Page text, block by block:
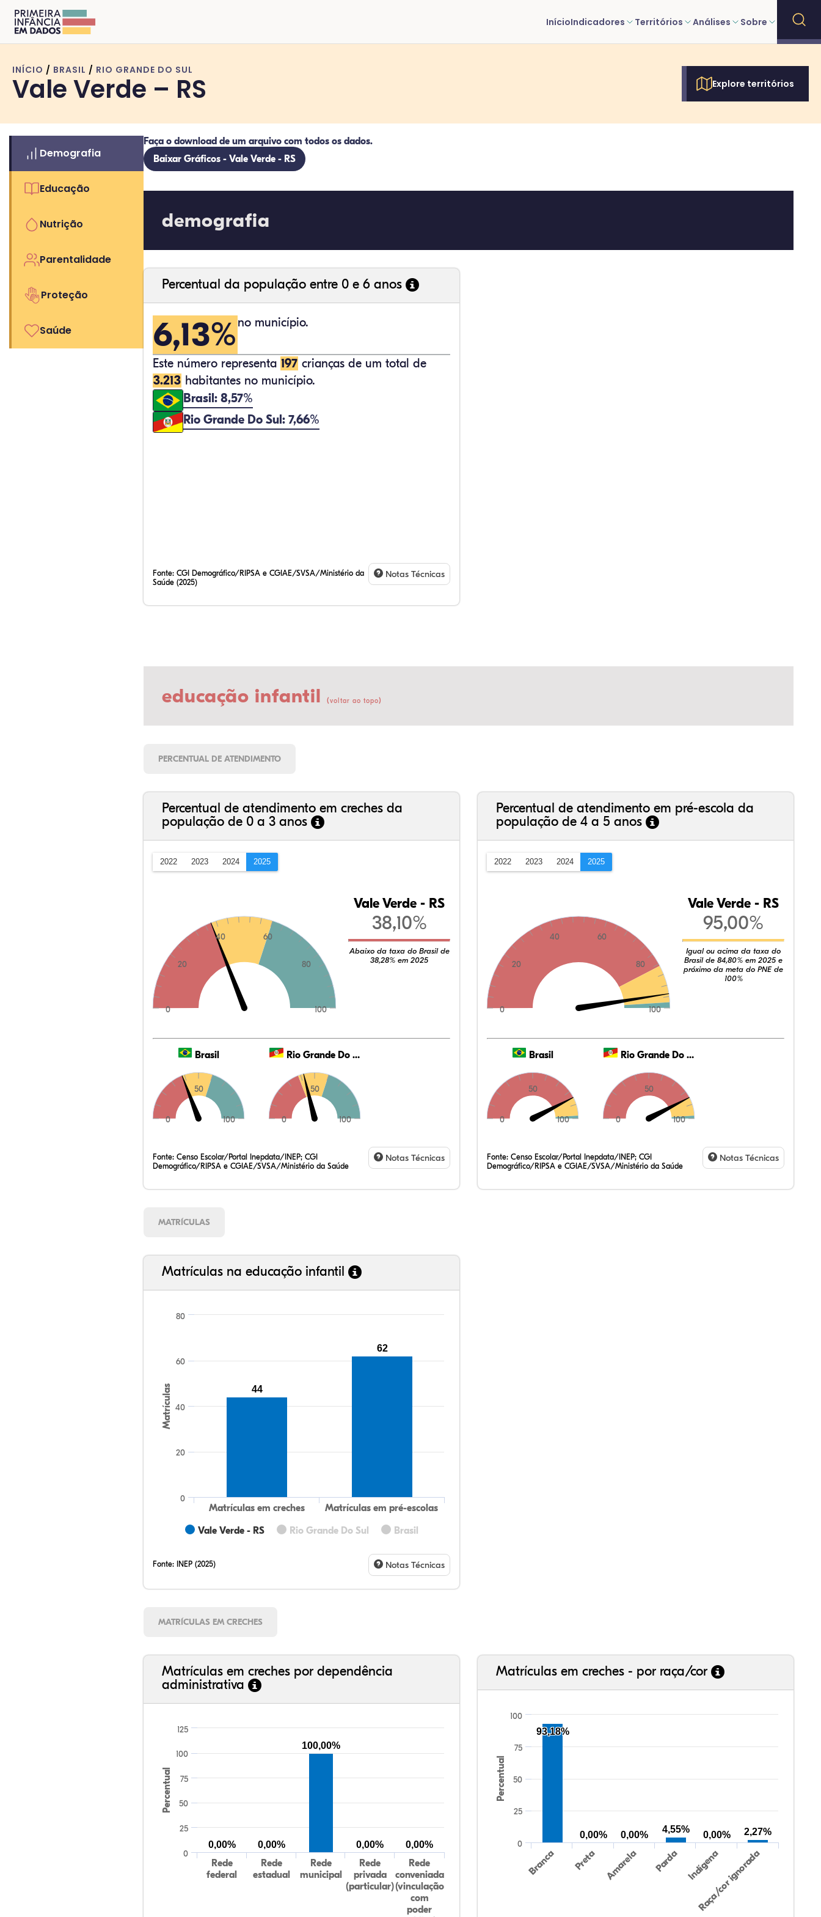
InícioIndicadores Territórios Análises Sobre
INÍCIO / BRASIL / RIO GRANDE DO SUL
Vale Verde – RS Explore territórios
Demografia
Educação
Nutrição
Parentalidade
Proteção
Saúde
Faça o download de um arquivo com todos os dados.
Baixar Gráficos - Vale Verde - RS
demografia
Percentual da população entre 0 e 6 anos
6,13% no município.
Este número representa 197 crianças de um total de
3.213 habitantes no município.
Brasil: 8,57%
Rio Grande Do Sul: 7,66%
Fonte: CGI Demográfico/RIPSA e CGIAE/SVSA/Ministério da
Saúde (2025)
Notas Técnicas
educação infantil (voltar ao topo)
PERCENTUAL DE ATENDIMENTO
Percentual de atendimento em creches da
população de 0 a 3 anos
2022 2023 2024 2025
0
20
40 60
80
100
Vale Verde - RS
38,10%
Abaixo da taxa do Brasil de
38,28% em 2025
Brasil
0
50
100
Rio Grande Do Sul
0
50
100
Fonte: Censo Escolar/Portal Inepdata/INEP; CGI
Demográfico/RIPSA e CGIAE/SVSA/Ministério da Saúde
Notas Técnicas
Percentual de atendimento em pré-escola da
população de 4 a 5 anos
2022 2023 2024 2025
0
20
40 60
80
100
Vale Verde - RS
95,00%
Igual ou acima da taxa do
Brasil de 84,80% em 2025 e
próximo da meta do PNE de
100%
Brasil
0
50
100
Rio Grande Do Sul
0
50
100
Fonte: Censo Escolar/Portal Inepdata/INEP; CGI
Demográfico/RIPSA e CGIAE/SVSA/Ministério da Saúde
Notas Técnicas
MATRÍCULAS
Matrículas na educação infantil
Matrículas
Vale Verde - RS Rio Grande Do Sul Brasil
Matrículas em creches Matrículas em pré-escolas
0
20
40
60
80
44
62
Fonte: INEP (2025) Notas Técnicas
MATRÍCULAS EM CRECHES
Matrículas em creches por dependência
administrativa
Percentual
Rede
federal
Rede
estadual
Rede
municipal
Rede
privada
(particular)
Rede
conveniada
(vinculação
com
poder
0
25
50
75
100
125
0,00% 0,00%
100,00%
0,00% 0,00%
Matrículas em creches - por raça/cor
Percentual
Branca Preta Amarela Parda Indígena
Raça/cor ignorada
0
25
50
75
100
93,18%
0,00% 0,00%
4,55%
0,00% 2,27%
78,44%
7,38%
0,13%
13,39%
0,59%
0,07%
35,47%
7,72%
0,47%
54,20%
0,83%
1,31%